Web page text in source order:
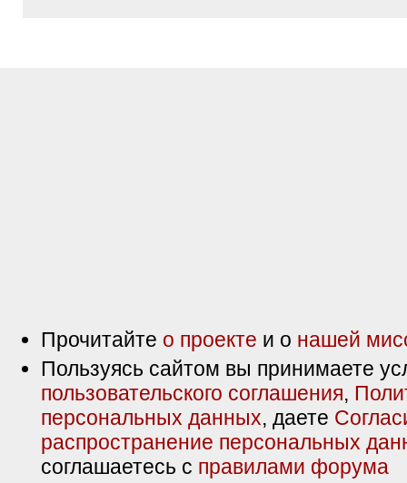
Прочитайте о проекте и о нашей
Пользуясь сайтом вы принимаете
пользовательского соглашения,
персональных данных, даете
распространение персональных
соглашаетесь с правилами форума